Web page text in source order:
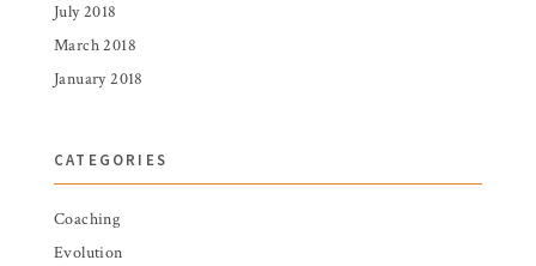
July 2018
March 2018
January 2018
CATEGORIES
Coaching
Evolution